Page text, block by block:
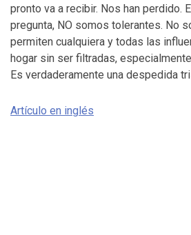
pronto va a recibir. Nos han perdido.
pregunta, NO somos tolerantes. No
permiten cualquiera y todas las
hogar sin ser filtradas,
Es verdaderamente una despedida
Artículo en inglés